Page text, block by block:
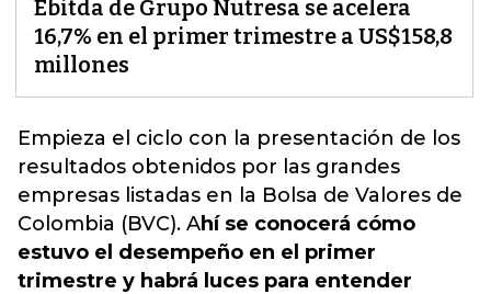
Ebitda de Grupo Nutresa se acelera
16,7% en el primer trimestre a US$158,8
millones
Empieza el ciclo con la presentación de los
resultados obtenidos por las grandes
empresas listadas en la Bolsa de Valores de
Colombia (BVC). Ahí se conocerá cómo
estuvo el desempeño en el primer
trimestre y habrá luces para entender